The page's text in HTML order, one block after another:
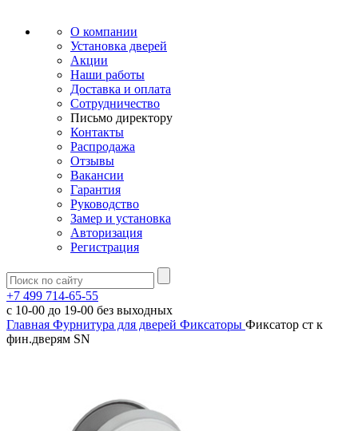
О компании
Установка дверей
Акции
Наши работы
Доставка и оплата
Сотрудничество
Письмо директору
Контакты
Распродажа
Отзывы
Вакансии
Гарантия
Руководство
Замер и установка
Авторизация
Регистрация
+7 499 714-65-55
с 10-00 до 19-00 без выходных
Главная Фурнитура для дверей Фиксаторы Фиксатор ст к
фин.дверям SN